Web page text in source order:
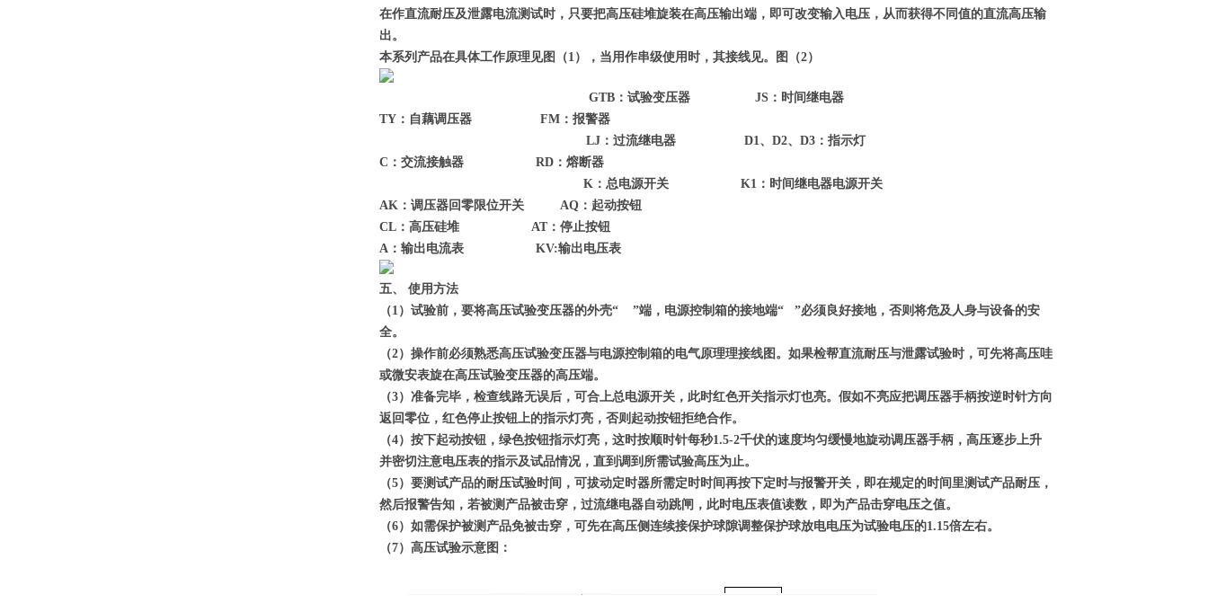
在作直流耐压及泄露电流测试时，只要把高压硅堆旋装在高压输出端，即可改变输入电压，从而获得不同值的直流高压输
出。
本系列产品在具体工作原理见图（1），当用作串级使用时，其接线见。图（2）
GTB：试验变压器 JS：时间继电器
TY：自藕调压器 FM：报警器
LJ：过流继电器 D1、D2、D3：指示灯
C：交流接触器 RD：熔断器
K：总电源开关 K1：时间继电器电源开关
AK：调压器回零限位开关 AQ：起动按钮
CL：高压硅堆 AT：停止按钮
A：输出电流表 KV:输出电压表
五、 使用方法
（1）试验前，要将高压试验变压器的外壳“ ”端，电源控制箱的接地端“ ”必须良好接地，否则将危及人身与设备的安
全。
（2）操作前必须熟悉高压试验变压器与电源控制箱的电气原理理接线图。如果检帮直流耐压与泄露试验时，可先将高压哇
或微安表旋在高压试验变压器的高压端。
（3）准备完毕，检查线路无误后，可合上总电源开关，此时红色开关指示灯也亮。假如不亮应把调压器手柄按逆时针方向
返回零位，红色停止按钮上的指示灯亮，否则起动按钮拒绝合作。
（4）按下起动按钮，绿色按钮指示灯亮，这时按顺时针每秒1.5-2千伏的速度均匀缓慢地旋动调压器手柄，高压逐步上升
并密切注意电压表的指示及试品情况，直到调到所需试验高压为止。
（5）要测试产品的耐压试验时间，可拔动定时器所需定时时间再按下定时与报警开关，即在规定的时间里测试产品耐压，
然后报警告知，若被测产品被击穿，过流继电器自动跳闸，此时电压表值读数，即为产品击穿电压之值。
（6）如需保护被测产品免被击穿，可先在高压侧连续接保护球隙调整保护球放电电压为试验电压的1.15倍左右。
（7）高压试验示意图：